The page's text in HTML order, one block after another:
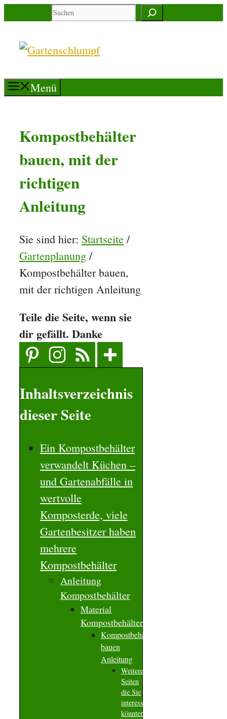
springen
Menü
Kompostbehälter
bauen, mit der
richtigen
Anleitung
Sie sind hier: Startseite /
Gartenplanung /
Kompostbehälter bauen,
mit der richtigen Anleitung
Teile die Seite, wenn sie
dir gefällt. Danke
Inhaltsverzeichnis
dieser Seite
Ein Kompostbehälter
verwandelt Küchen –
und Gartenabfälle in
wertvolle
Komposterde, viele
Gartenbesitzer haben
mehrere
Kompostbehälter
Anleitung
Kompostbehälter
Material
Kompostbehälter
Kompostbehälter
bauen
Anleitung
Weitere
Seiten
die Sie
interessieren
könnten